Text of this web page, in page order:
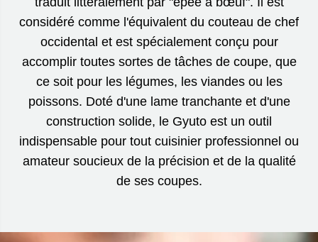
considéré comme l'équivalent du couteau de chef
occidental et est spécialement conçu pour
accomplir toutes sortes de tâches de coupe, que
ce soit pour les légumes, les viandes ou les
poissons. Doté d'une lame tranchante et d'une
construction solide, le Gyuto est un outil
indispensable pour tout cuisinier professionnel ou
amateur soucieux de la précision et de la qualité
de ses coupes.